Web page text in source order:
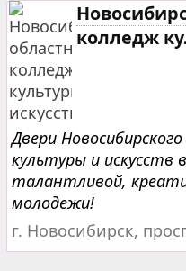
колледж
Двери
культуры и искусств
талантливой,
молодежи!
г. Новосибирск,